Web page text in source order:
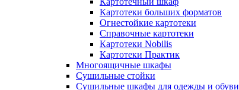
Картотеки больших форматов
Огнестойкие картотеки
Справочные картотеки
Картотеки Nobilis
Картотеки Практик
Многоящичные шкафы
Сушильные стойки
Сушильные шкафы для одежды и обуви